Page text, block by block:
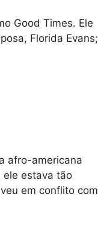
Good Times. Ele
Florida Evans;
afro-americana
ele estava tão
em conflito com